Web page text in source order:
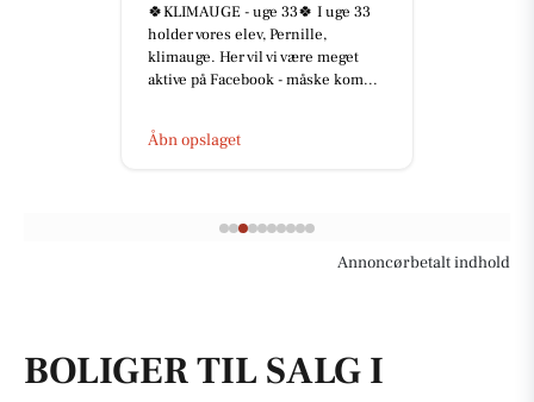
🍀KLIMAUGE - uge 33🍀 I uge 33
holder vores elev, Pernille,
klimauge. Her vil vi være meget
aktive på Facebook - måske kom...
Åbn opslaget
Annoncørbetalt indhold
BOLIGER TIL SALG I